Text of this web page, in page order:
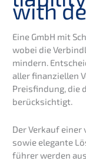
with
Eine GmbH mit
wobei die
mindern.
aller finan­zi­el­len
Preis­fin­dung, die
berücksichtigt.
Der Verkauf einer
sowie elegan­te
füh­rer werden